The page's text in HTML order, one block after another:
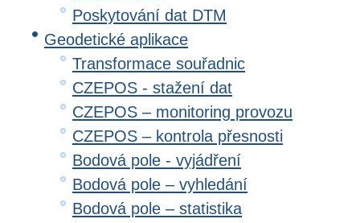
Poskytování dat DTM
Geodetické aplikace
Transformace souřadnic
CZEPOS - stažení dat
CZEPOS – monitoring provozu
CZEPOS – kontrola přesnosti
Bodová pole - vyjádření
Bodová pole – vyhledání
Bodová pole – statistika